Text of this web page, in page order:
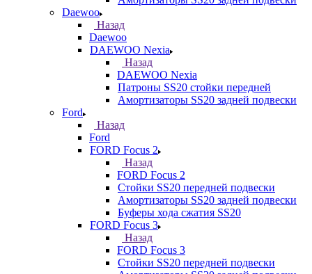
Daewoo
Назад
Daewoo
DAEWOO Nexia
Назад
DAEWOO Nexia
Патроны SS20 стойки передней
Амортизаторы SS20 задней подвески
Ford
Назад
Ford
FORD Focus 2
Назад
FORD Focus 2
Стойки SS20 передней подвески
Амортизаторы SS20 задней подвески
Буферы хода сжатия SS20
FORD Focus 3
Назад
FORD Focus 3
Стойки SS20 передней подвески